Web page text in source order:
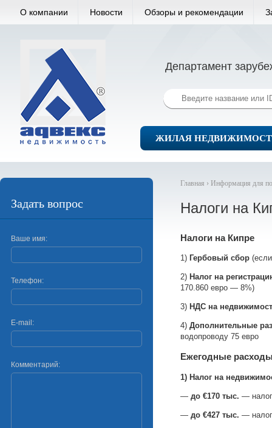
О компании Новости Обзоры и рекомендации
Департамент
ЖИЛАЯ
Главная › Информация для
Налоги на
Налоги на Кипре
1) Гербовый сбор
2) Налог на
170.860 евро — 8%)
3) НДС на
4) Дополнительные
водопроводу 75 евро
Ежегодные
1) Налог на
— до €170 тыс. —
— до €427 тыс. —
Задать вопрос
Ваше имя:
Телефон:
E-mail:
Комментарий: